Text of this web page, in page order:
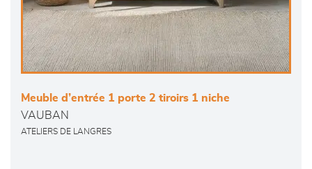
Meuble d’entrée 1 porte 2 tiroirs 1 niche
VAUBAN
ATELIERS DE LANGRES